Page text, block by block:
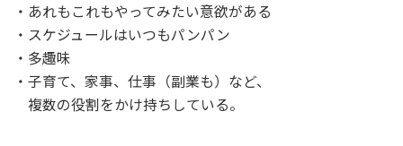
・あれもこれもやってみたい意欲がある
・スケジュールはいつもパンパン
・多趣味
・子育て、家事、仕事（副業も）など、
複数の役割をかけ持ちしている。